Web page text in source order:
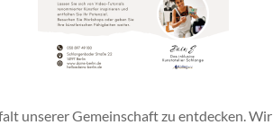
unserer Gemeinschaft zu entdecken. Wir